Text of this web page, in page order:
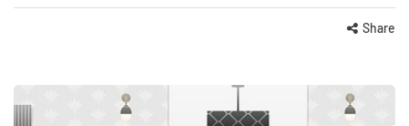
Share